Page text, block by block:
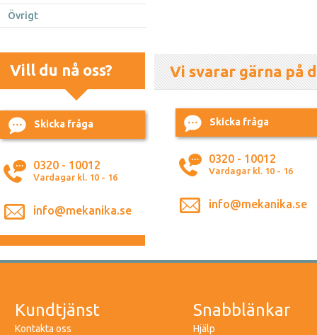
Övrigt
Vill du nå oss?
Skicka fråga
0320 - 10012
Vardagar kl. 10 - 16
info@mekanika.se
Vi svarar gärna på
Skicka fråga
0320 - 10012
Vardagar kl. 10 - 16
info@mekanika.se
Kundtjänst
Kontakta oss
Snabblänkar
Hjälp